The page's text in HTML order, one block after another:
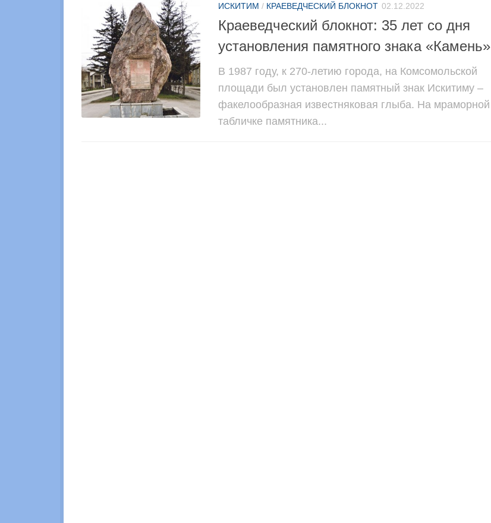
ИСКИТИМ / КРАЕВЕДЧЕСКИЙ БЛОКНОТ 02.12.2022
Краеведческий блокнот: 35 лет со дня
установления памятного знака «Камень»
В 1987 году, к 270-летию города, на Комсомольской
площади был установлен памятный знак Искитиму –
факелообразная известняковая глыба. На мраморной
табличке памятника...